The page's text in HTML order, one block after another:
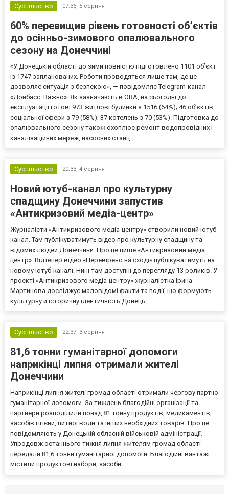
Суспільство 07:36, 5 серпня
60% перевищив рівень готовності об’єктів
до осінньо-зимового опалювального
сезону на Донеччині
«У Донецькій області до зими повністю підготовлено 1101 об’єкт
із 1747 запланованих. Роботи проводяться лише там, де це
дозволяє ситуація з безпекою», — повідомляє Telegram-канал
«Донбасс. Важно». Як зазначають в ОВА, на сьогодні до
експлуатації готові 973 житлові будинки з 1516 (64%); 46 об’єктів
соціальної сфери з 79 (58%); 37 котелень з 70 (53%). Підготовка до
опалювального сезону також охоплює ремонт водопровідних і
каналізаційних мереж, насосних станц...
Суспільство 20:33, 4 серпня
Новий ютуб-канал про культурну
спадщину Донеччини запустив
«Антикризовий медіа-центр»
Журналісти «Антикризового медіа-центру» створили новий ютуб-
канал. Там публікуватимуть відео про культурну спадщину та
відомих людей Донеччини. Про це пише «Антикризовий медіа
центр». Відтепер відео «Перевірено на сході» публікуватимуть на
новому ютуб-каналі. Нині там доступні до перегляду 13 роликів. У
проєкті «Антикризового медіа-центру» журналістка Ірина
Мартинова досліджує маловідомі факти та події, що формують
культурну й історичну ідентичність Донець...
Суспільство 22:37, 3 серпня
81,6 тонни гуманітарної допомоги
наприкінці липня отримали жителі
Донеччини
Наприкінці липня жителі громад області отримали чергову партію
гуманітарної допомоги. За тиждень благодійні організації та
партнери розподілили понад 81 тонну продуктів, медикаментів,
засобів гігієни, питної води та інших необхідних товарів. Про це
повідомляють у Донецькій обласній військовій адміністрації.
Упродовж останнього тижня липня жителям громад області
передали 81,6 тонни гуманітарної допомоги. Благодійні вантажі
містили продуктові набори, засоби...